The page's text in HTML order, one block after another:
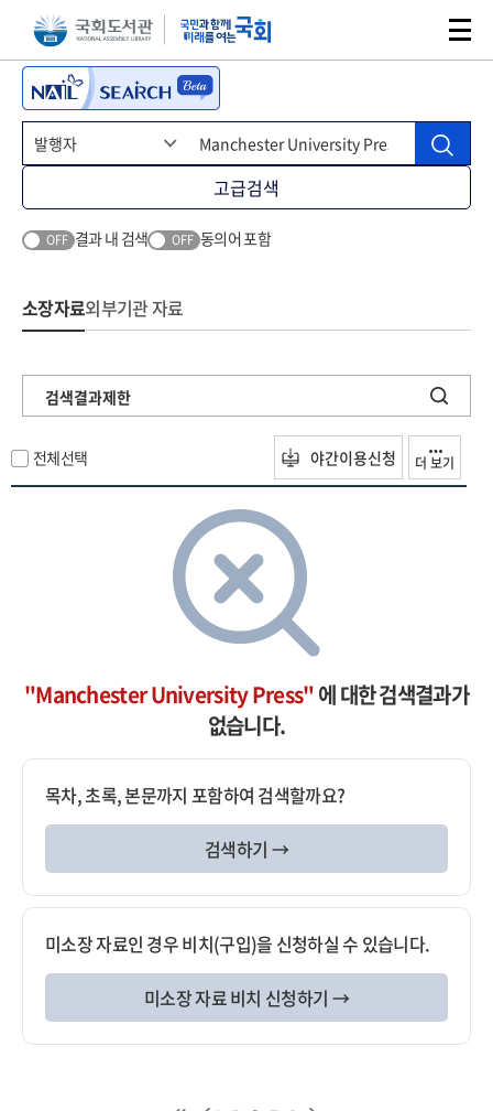
본문 바로가기주메뉴 바로가기
고급검색
OFF 결과 내 검색 OFF 동의어 포함
소장자료외부기관 자료
검색결과제한
전체선택 야간이용신청 더 보기
"Manchester University Press"에 대한 검색결과가
없습니다.
목차, 초록, 본문까지 포함하여 검색할까요?
검색하기 →
미소장 자료인 경우 비치(구입)을 신청하실 수 있습니다.
미소장 자료 비치 신청하기 →